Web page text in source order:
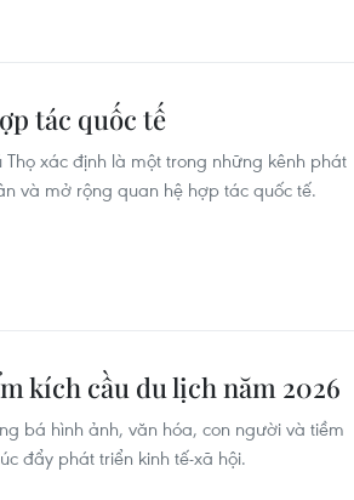
tác quốc tế
xác định là một trong những kênh phát
và mở rộng quan hệ hợp tác quốc tế.
kích cầu du lịch năm 2026
bá hình ảnh, văn hóa, con người và tiềm
đẩy phát triển kinh tế-xã hội.